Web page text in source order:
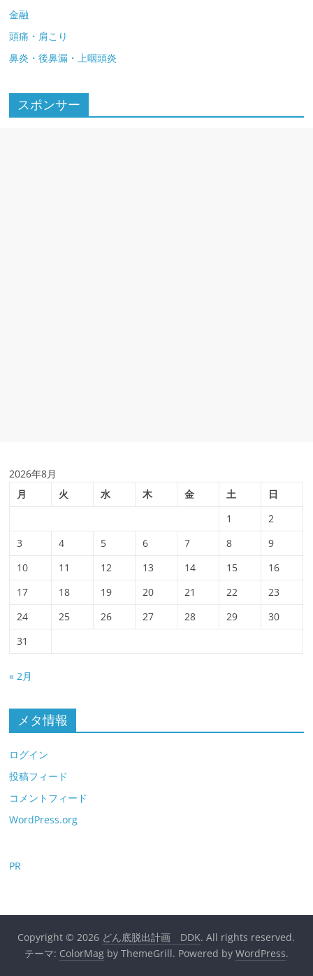
金融
頭痛・肩こり
鼻炎・後鼻漏・上咽頭炎
スポンサー
2026年8月
月
火 水 木 金 土
日
1
2
3
4 5 6 7 8
9
10
11 12 13 14 15
16
17
18 19 20 21 22
23
24
25 26 27 28 29
30
31
« 2月
メタ情報
ログイン
投稿フィード
コメントフィード
WordPress.org
PR
Copyright © 2026 どん底脱出計画 DDK. All rights reserved.
テーマ: ColorMagby ThemeGrill. Powered by WordPress.